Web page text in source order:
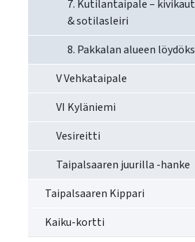
7. Kutilantaipale –
& sotilasleiri
8. Pakkalan alueen
V Vehkataipale
VI Kyläniemi
Vesireitti
Taipalsaaren juurilla -hanke
Taipalsaaren Kippari
Kaiku-kortti